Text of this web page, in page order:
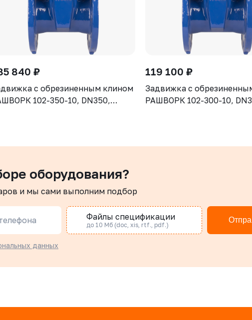
840 ₽
с обрезиненным клином
102-350-10, DN350,
119 100 ₽
Задвижка с
РАШВОРК 102-300-10,
оборудования?
и мы сами выполним подбор
Файлы спецификации
до 10 Мб (doc, xis, rtf., pdf.)
данных